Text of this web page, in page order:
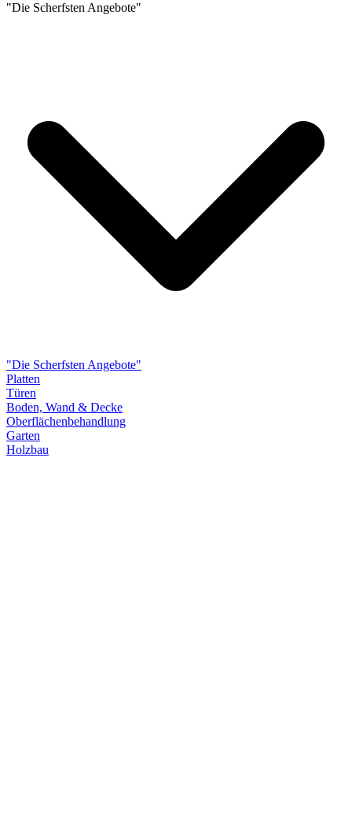
"Die Scherfsten Angebote"
"Die Scherfsten Angebote"
Platten
Türen
Boden, Wand & Decke
Oberflächenbehandlung
Garten
Holzbau